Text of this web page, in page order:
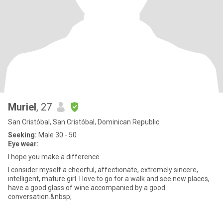
Muriel, 27
San Cristóbal, San Cristóbal, Dominican Republic
Seeking: Male 30 - 50
Eye wear:
I hope you make a difference
I consider myself a cheerful, affectionate, extremely sincere,
intelligent, mature girl. I love to go for a walk and see new places,
have a good glass of wine accompanied by a good
conversation.&nbsp;